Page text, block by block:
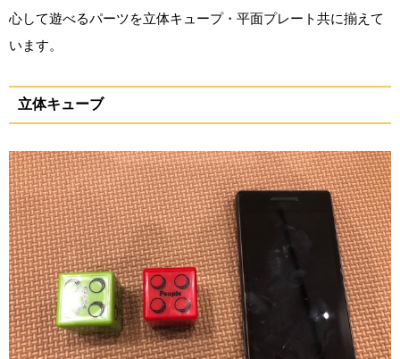
心して遊べるパーツを立体キュープ・平面プレート共に揃えて
います。
立体キューブ